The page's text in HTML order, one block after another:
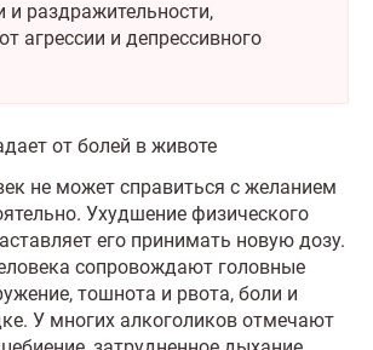
и раздражительности,
агрессии и депрессивного
не может справиться с желанием
Ухудшение физического
его принимать новую дозу.
сопровождают головные
тошнота и рвота, боли и
У многих алкоголиков отмечают